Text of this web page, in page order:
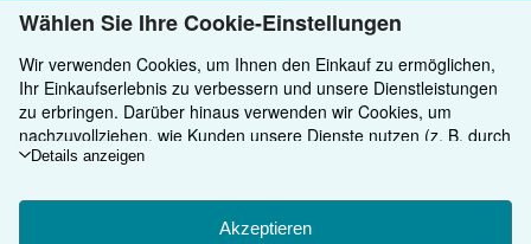
Wählen Sie Ihre Cookie-Einstellungen
Wir verwenden Cookies, um Ihnen den Einkauf zu ermöglichen,
Ihr Einkaufserlebnis zu verbessern und unsere Dienstleistungen
zu erbringen. Darüber hinaus verwenden wir Cookies, um
nachzuvollziehen, wie Kunden unsere Dienste nutzen (z. B. durch
die Erfassung von Website-Besuchen), sodass wir Optimierungen
Cookies von Drittanbietern ein, um in Anzeigen relevante Inhalte
darzustellen und die Effizienz von Anzeigen zu ermitteln. Wählen
Details anzeigen
Akzeptieren
Versand gratis
Weitere
zu
Versandkosten
Versand innerhalb von USA
Anzahl: 3 verfügbar
In den Warenkorb